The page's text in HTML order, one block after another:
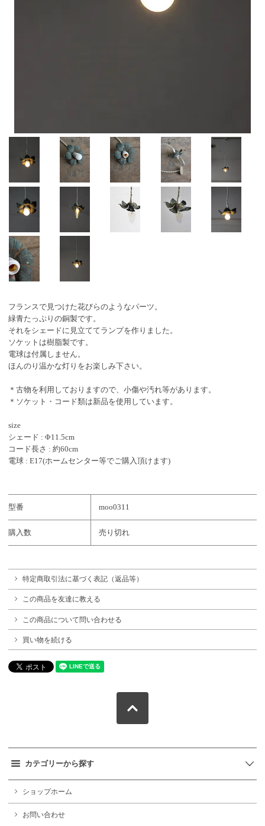
フランスで見つけた花びらのようなパーツ。
緑青たっぷりの銅製です。
それをシェードに見立ててランプを作りました。
ソケットは樹脂製です。
電球は付属しません。
ほんのり温かな灯りをお楽しみ下さい。
＊古物を利用しておりますので、小傷や汚れ等があります。
＊ソケット・コード類は新品を使用しています。
size
シェード : Φ11.5cm
コード長さ : 約60cm
電球 : E17(ホームセンター等でご購入頂けます)
型番 moo0311
購入数 売り切れ
特定商取引法に基づく表記（返品等）
この商品を友達に教える
この商品について問い合わせる
買い物を続ける
カテゴリーから探す
ショップホーム
お問い合わせ